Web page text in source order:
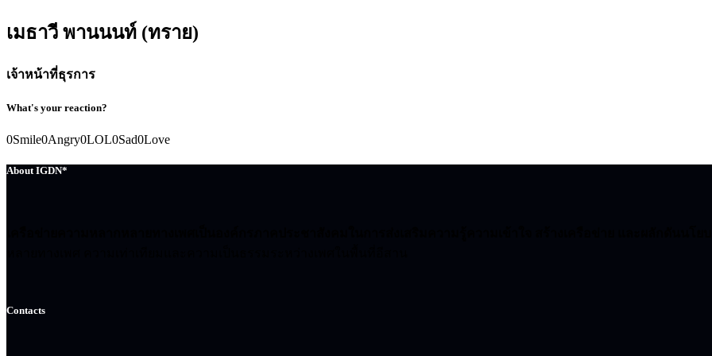
เมธาวี พานนนท์ (ทราย)
เจ้าหน้าที่ธุรการ
What's your reaction?
0Smile0Angry0LOL0Sad0Love
About IGDN*
Contacts